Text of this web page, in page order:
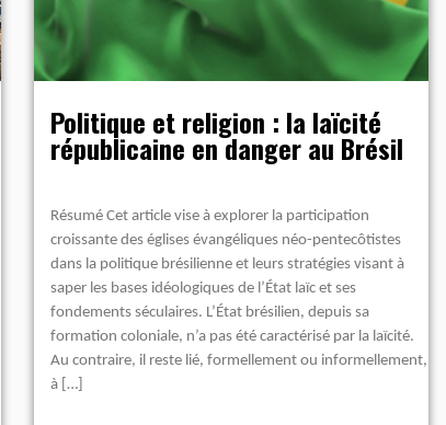
Politique et religion : la laïcité
républicaine en danger au Brésil
Résumé Cet article vise à explorer la participation
croissante des églises évangéliques néo-pentecôtistes
dans la politique brésilienne et leurs stratégies visant à
saper les bases idéologiques de l’État laïc et ses
fondements séculaires. L’État brésilien, depuis sa
formation coloniale, n’a pas été caractérisé par la laïcité.
Au contraire, il reste lié, formellement ou informellement,
à […]